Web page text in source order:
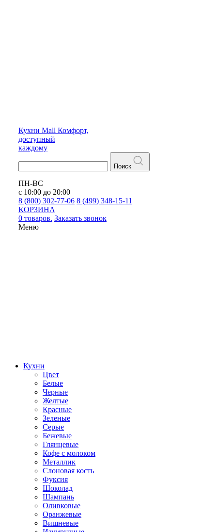
Кухни Mall Комфорт,
доступный
каждому
Поиск
ПН-ВС
с 10:00 до 20:00
8 (800) 302-77-06 8 (499) 348-15-11
КОРЗИНА
0 товаров. Заказать звонок
Меню
Кухни
Цвет
Белые
Черные
Желтые
Красные
Зеленые
Серые
Бежевые
Глянцевые
Кофе с молоком
Металлик
Слоновая кость
Фуксия
Шоколад
Шампань
Оливковые
Оранжевые
Вишневые